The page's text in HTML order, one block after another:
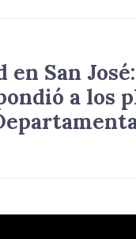
en San
a los